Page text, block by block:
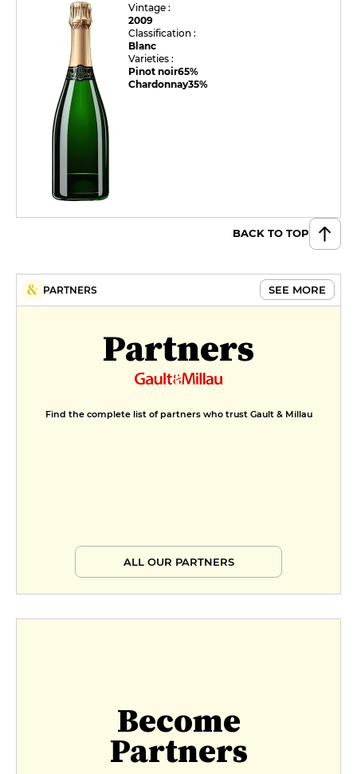
Vintage :
2009
Classification :
Blanc
Varieties :
Pinot noir65%
Chardonnay35%
BACK TO TOP
PARTNERS SEE MORE
Partners
Find the complete list of partners who trust Gault & Millau
ALL OUR PARTNERS
Become
Partners